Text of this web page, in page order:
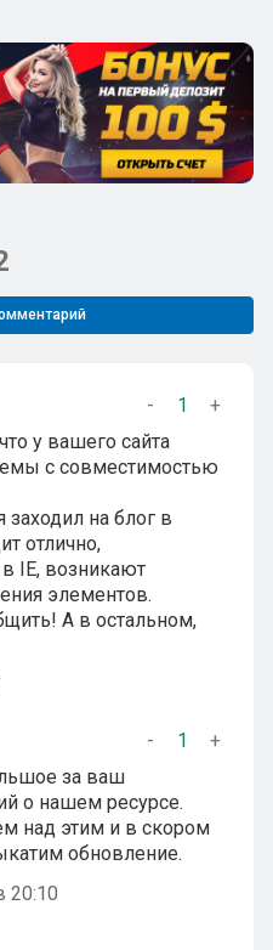
- 1
+
у вашего сайта
с совместимостью
заходил на блог в
отлично,
IE, возникают
элементов.
А в остальном,
- 1
+
за ваш
о нашем ресурсе.
над этим и в скором
обновление.
20:10